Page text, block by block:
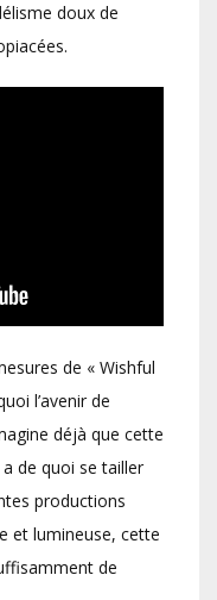
doux de
de « Wishful
l’avenir de
déjà que cette
de quoi se tailler
productions
et lumineuse, cette
de